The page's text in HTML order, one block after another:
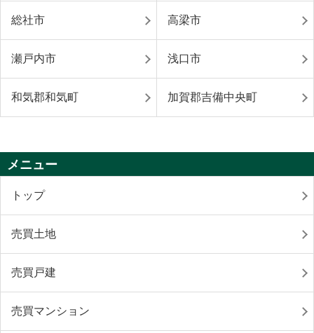
総社市 高梁市
瀬戸内市 浅口市
和気郡和気町 加賀郡吉備中央町
メニュー
トップ
売買土地
売買戸建
売買マンション